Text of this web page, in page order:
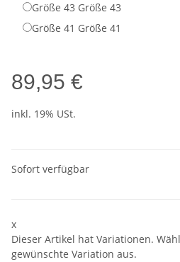
Größe 43 Größe 43
Größe 41 Größe 41
89,95 €
inkl. 19% USt.
Sofort verfügbar
x
Dieser Artikel hat Variationen.
gewünschte Variation aus.